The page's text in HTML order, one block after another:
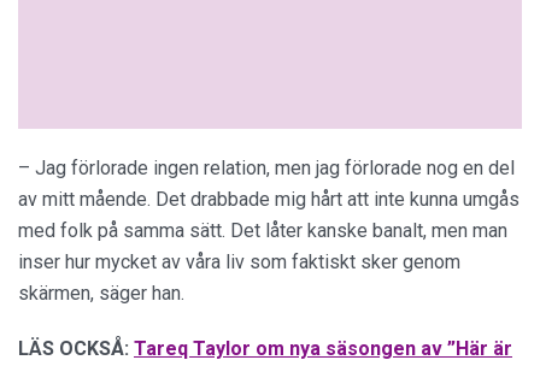
– Jag förlorade ingen relation, men jag förlorade nog en del
av mitt mående. Det drabbade mig hårt att inte kunna umgås
med folk på samma sätt. Det låter kanske banalt, men man
inser hur mycket av våra liv som faktiskt sker genom
skärmen, säger han.
LÄS OCKSÅ: Tareq Taylor om nya säsongen av ”Här är